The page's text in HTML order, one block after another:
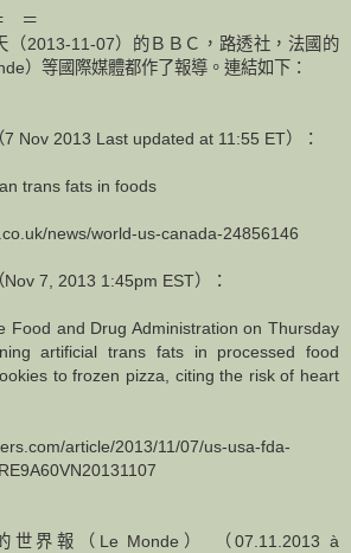
＝
（2013-11-07）的ＢＢＣ，路透社，法國的
）等國際媒體都作了報導。連結如下：
7 Nov 2013 Last updated at 11:55 ET）：
trans fats in foods
news/world-us-canada-24856146
Nov 7, 2013 1:45pm EST）：
Food and Drug Administration on Thursday
artificial trans fats in processed food
to frozen pizza, citing the risk of heart
article/2013/11/07/us-usa-fda-
世界報（Le Monde） （07.11.2013 à